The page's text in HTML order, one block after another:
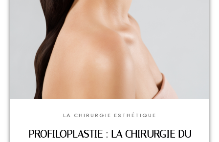
LA CHIRURGIE ESTHÉTIQUE
PROFILOPLASTIE : LA CHIRURGIE DU